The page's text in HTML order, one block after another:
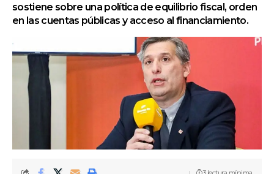
sostiene sobre una política de equilibrio fiscal, orden
en las cuentas públicas y acceso al financiamiento.